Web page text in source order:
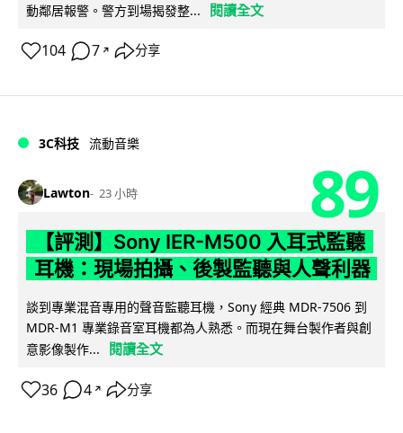
動鄰居報警。警方到場揭發整...
閱讀全文
104 7 ↗ 分享
3C科技 流動音樂
Lawton 23 小時 89
【評測】Sony IER-M500 入耳式監聽
耳機：現場拍攝、後製監聽與人聲利器
談到專業混音專用的聲音監聽耳機，Sony 經典 MDR-7506 到
MDR-M1 專業錄音室耳機都為人熟悉。而現在舞台製作者與創
意影像製作...
閱讀全文
36 4 ↗ 分享